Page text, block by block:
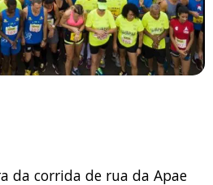
da corrida de rua da Apae